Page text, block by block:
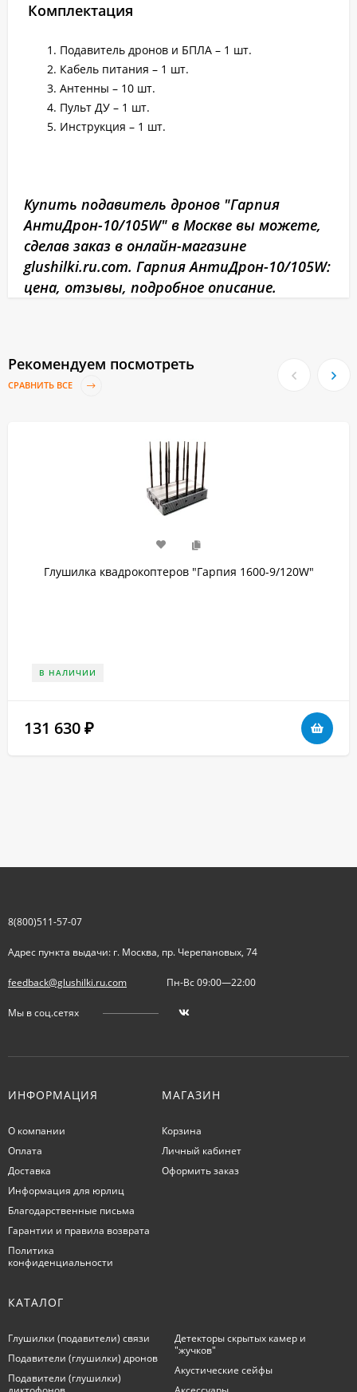
Комплектация
Подавитель дронов и БПЛА – 1 шт.
Кабель питания – 1 шт.
Антенны – 10 шт.
Пульт ДУ – 1 шт.
Инструкция – 1 шт.
Купить подавитель дронов "Гарпия
АнтиДрон-10/105W" в Москве вы можете,
сделав заказ в онлайн-магазине
glushilki.ru.com. Гарпия АнтиДрон-10/105W:
цена, отзывы, подробное описание.
Рекомендуем посмотреть
СРАВНИТЬ ВСЕ
Глушилка квадрокоптеров "Гарпия 1600-9/120W"
В НАЛИЧИИ
131 630 ₽
8(800)511-57-07
Адрес пункта выдачи: г. Москва, пр. Черепановых, 74
feedback@glushilki.ru.com Пн-Вс 09:00—22:00
Мы в соц.сетях
ИНФОРМАЦИЯ
О компании
Оплата
Доставка
Информация для юрлиц
Благодарственные письма
Гарантии и правила возврата
Политика
конфиденциальности
МАГАЗИН
Корзина
Личный кабинет
Оформить заказ
КАТАЛОГ
Глушилки (подавители) связи
Подавители (глушилки) дронов
Подавители (глушилки)
Детекторы скрытых камер и
"жучков"
Акустические сейфы